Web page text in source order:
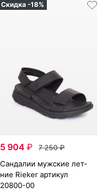
Скидка -18%
5 904₽ 7 250₽
сан­да­лии мужс­кие лет­
ние Ri­eker артикул
20800-00